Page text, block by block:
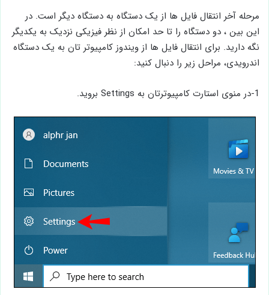
مرحله آخر انتقال فایل ها از یک دستگاه به دستگاه دیگر است. در
این بین ، دو دستگاه را تا حد امکان از نظر فیزیکی نزدیک به یکدیگر
نگه دارید. برای انتقال فایل ها از ویندوز کامپیوتر تان به یک دستگاه
اندرویدی، مراحل زیر را دنبال کنید:
1-در منوی استارت کامپیوترتان به Settings بروید.